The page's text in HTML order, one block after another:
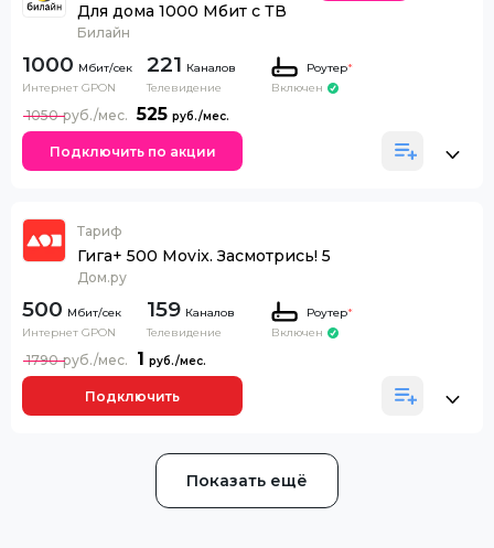
Для дома 1000 Мбит с ТВ
Билайн
1000
Интернет GPON
221 Каналов
Телевидение
Роутер*
Включен
525
1050
Подключить по акции
Тариф
Гига+ 500 Movix. Засмотрись! 5
Дом.ру
500
Интернет GPON
159 Каналов
Телевидение
Роутер*
Включен
1
1790
Подключить
Показать ещё